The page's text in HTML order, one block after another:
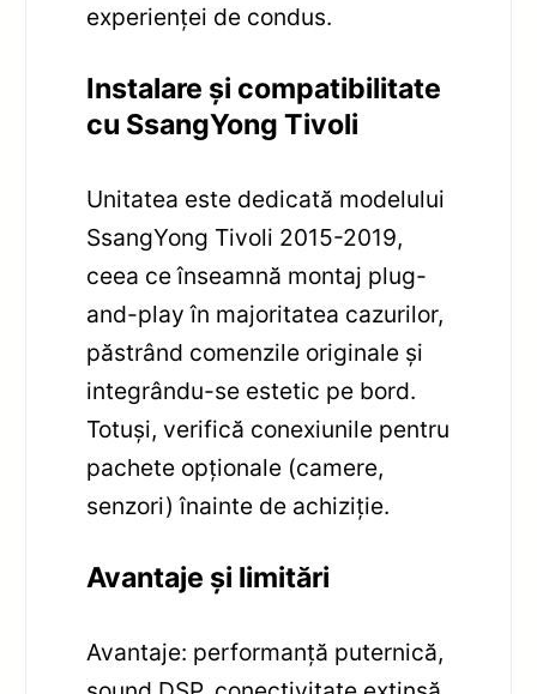
experienței de condus.
Instalare și compatibilitate
cu SsangYong Tivoli
Unitatea este dedicată modelului
SsangYong Tivoli 2015-2019,
ceea ce înseamnă montaj plug-
and-play în majoritatea cazurilor,
păstrând comenzile originale și
integrându-se estetic pe bord.
Totuși, verifică conexiunile pentru
pachete opționale (camere,
senzori) înainte de achiziție.
Avantaje și limitări
Avantaje: performanță puternică,